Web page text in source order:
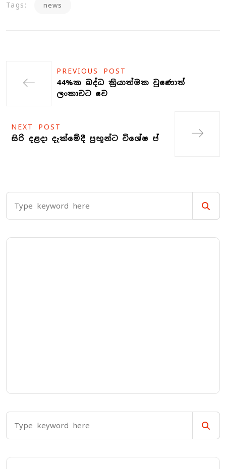
Tags: news
PREVIOUS POST
44%ක බද්ධ ක්‍රියාත්මක වුණොත්
ලංකාවට වෙ
NEXT POST
සිරි දළදා දැක්මේදී ප්‍රභූන්ට විශේෂ ප්‍